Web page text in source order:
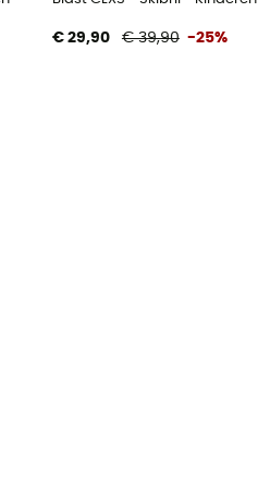
€ 29,90 € 39,90 -25%